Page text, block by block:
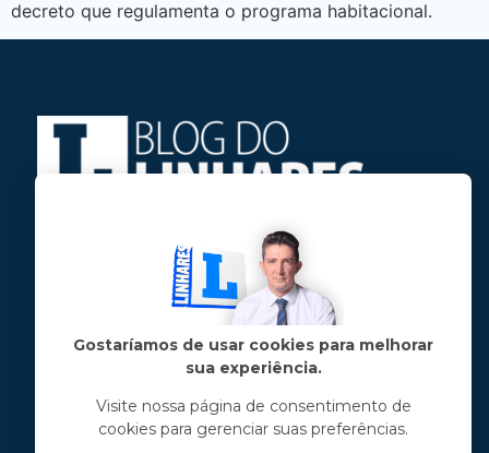
decreto que regulamenta o programa habitacional.
Jose Linhares Jr é maranhense.
Formado em Jornalismo, estudou filosofia
e tem pós-graduações em ciência política
e marketing político.
Menu principal
Notícias
Gostaríamos de usar cookies para melhorar
sua experiência.
Visite nossa página de consentimento de
cookies para gerenciar suas preferências.